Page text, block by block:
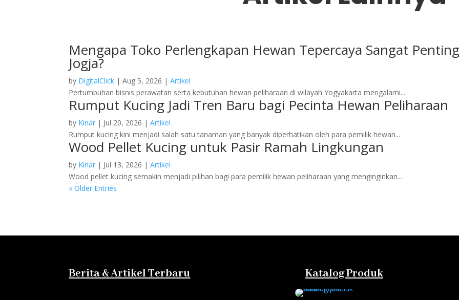
Mengapa Toko Perlengkapan Hewan Tepercaya Sangat
Jogja?
by DigitalClick |Aug 5, 2026 |Artikel
Pertumbuhan bisnis perawatan serta kebutuhan hewan peliharaan di wilayah Yogyakarta mengalami...
Rumput Kucing Jadi Tren Baru bagi Pecinta Hewan Peliharaan
by Kinar | Jul 20, 2026 |Artikel
Rumput kucing kini menjadi salah satu tanaman yang banyak diperhatikan oleh para pemilik hewan...
Wood Pellet Kucing untuk Pasir Ramah Lingkungan
by Kinar | Jul 13, 2026 |Artikel
Wood pellet kucing semakin menjadi pilihan bagi para pemilik hewan peliharaan yang menginginkan...
« Older Entries
Berita & Artikel Terbaru Katalog Produk